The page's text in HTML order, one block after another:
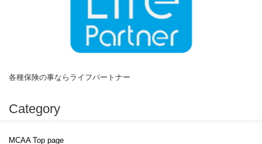
各種保険の事ならライフパートナー
Category
MCAA Top page